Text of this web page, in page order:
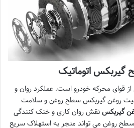
گیربکس اتوماتیک
قوای محرکه خودرو است. عملکرد روان و
روغن گیربکس سطح روغن و سلامت
گیربکسنقش روان کاری و خنک کنندگی
روغن می تواند منجر به استهلاک سریع